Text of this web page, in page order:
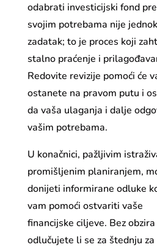
odabrati investicijski fond
svojim potrebama nije
zadatak; to je proces koji
stalno praćenje i
Redovite revizije pomoći će
ostanete na pravom putu i
da vaša ulaganja i dalje
vašim potrebama.
U konačnici, pažljivim
promišljenim planiranjem,
donijeti informirane odluke
vam pomoći ostvariti vaše
financijske ciljeve. Bez obzira
odlučujete li se za štednju za